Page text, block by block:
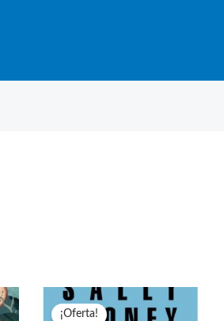
¡Oferta!